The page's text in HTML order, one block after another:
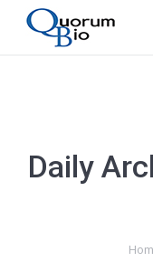
Daily